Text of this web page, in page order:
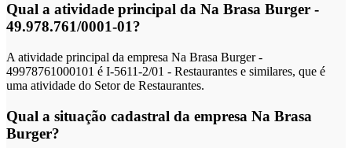
Qual a atividade principal da Na Brasa Burger -
49.978.761/0001-01?
A atividade principal da empresa Na Brasa Burger -
49978761000101 é I-5611-2/01 - Restaurantes e similares, que é
uma atividade do Setor de Restaurantes.
Qual a situação cadastral da empresa Na Brasa
Burger?